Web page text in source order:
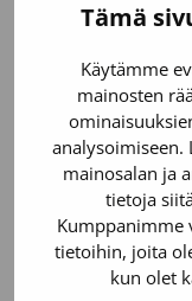
Tämä
Käytämme
mainosten
analysoimiseen.
mainosalan ja
tietoja
Kumppanimme
tietoihin, joita
kun olet
LÖYDÄ
30391512 /
PALOSUOJAUS
Riipputaskuliivi
on myös